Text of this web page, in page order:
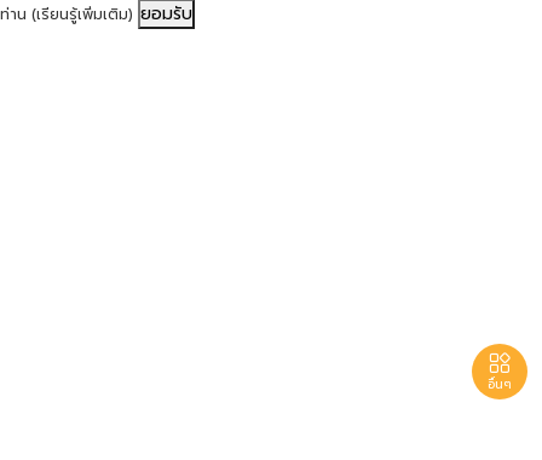

อื่นๆ
ท่าน (เรียนรู้เพิ่มเติม) ยอมรับ